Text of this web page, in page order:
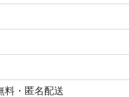
料・匿名配送